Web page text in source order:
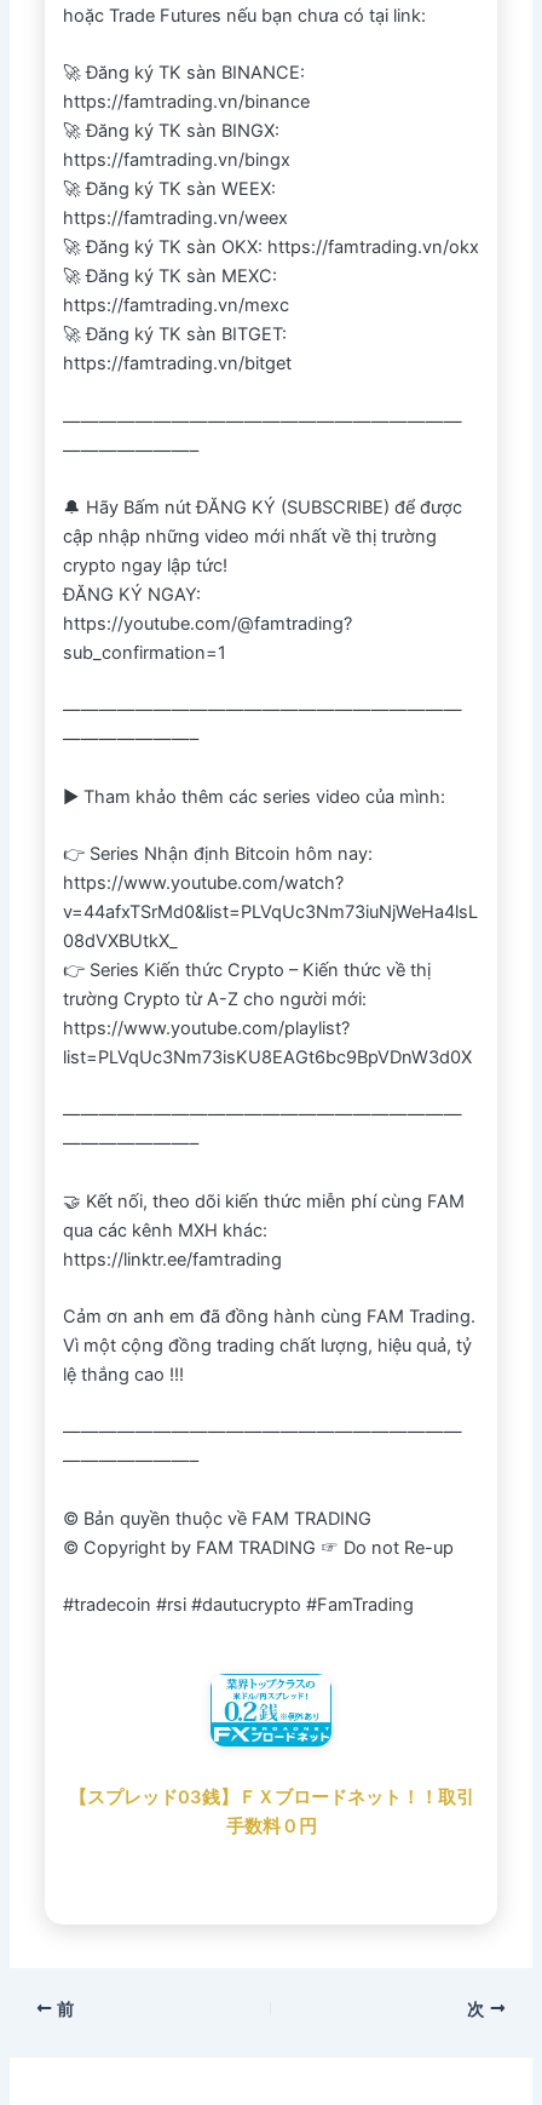
hoặc Trade Futures nếu bạn chưa có tại link:
🚀 Đăng ký TK sàn BINANCE:
https://famtrading.vn/binance
🚀 Đăng ký TK sàn BINGX:
https://famtrading.vn/bingx
🚀 Đăng ký TK sàn WEEX:
https://famtrading.vn/weex
🚀 Đăng ký TK sàn OKX: https://famtrading.vn/okx
🚀 Đăng ký TK sàn MEXC:
https://famtrading.vn/mexc
🚀 Đăng ký TK sàn BITGET:
https://famtrading.vn/bitget
——————————————————————
———————–
🔔 Hãy Bấm nút ĐĂNG KÝ (SUBSCRIBE) để được
cập nhập những video mới nhất về thị trường
crypto ngay lập tức!
ĐĂNG KÝ NGAY:
https://youtube.com/@famtrading?
sub_confirmation=1
——————————————————————
———————–
► Tham khảo thêm các series video của mình:
👉 Series Nhận định Bitcoin hôm nay:
https://www.youtube.com/watch?
v=44afxTSrMd0&list=PLVqUc3Nm73iuNjWeHa4lsL
08dVXBUtkX_
👉 Series Kiến thức Crypto – Kiến thức về thị
trường Crypto từ A-Z cho người mới:
https://www.youtube.com/playlist?
list=PLVqUc3Nm73isKU8EAGt6bc9BpVDnW3d0X
——————————————————————
———————–
🤝 Kết nối, theo dõi kiến thức miễn phí cùng FAM
qua các kênh MXH khác:
https://linktr.ee/famtrading
Cảm ơn anh em đã đồng hành cùng FAM Trading.
Vì một cộng đồng trading chất lượng, hiệu quả, tỷ
lệ thắng cao !!!
——————————————————————
———————–
© Bản quyền thuộc về FAM TRADING
© Copyright by FAM TRADING ☞ Do not Re-up
#tradecoin #rsi #dautucrypto #FamTrading
【スプレッド03銭】ＦＸブロードネット！！取引
手数料０円
前 次